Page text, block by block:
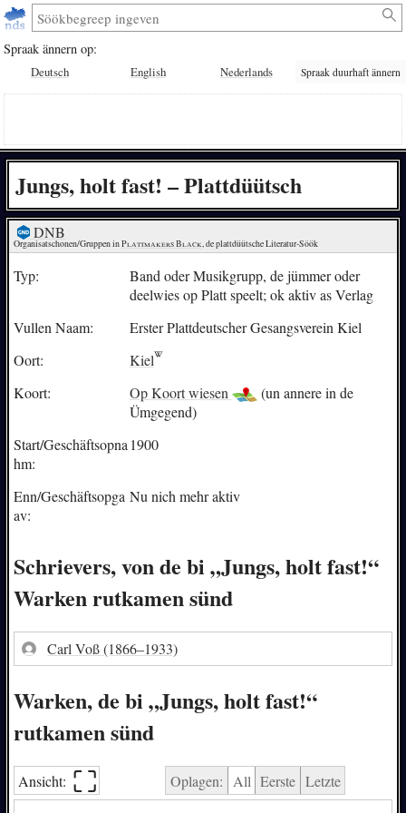
Spraak ännern op:
Deutsch English Nederlands Spraak duurhaft ännern
Jungs, holt fast! – Plattdüütsch
DNB
Organisatschonen/Gruppen in Plattmakers Black, de plattdüütsche Literatur-Söök
Typ:
Band oder Musikgrupp, de jümmer oder
deelwies op Platt speelt; ok aktiv as Verlag
Vullen Naam:
Erster Plattdeutscher Gesangsverein Kiel
Oort:
Kiel
Koort:
Op Koort wiesen
(un annere in de
Ümgegend)
Start/Geschäftsopna
hm:
1900
Enn/Geschäftsopga
av:
Nu nich mehr aktiv
Schrievers, von de bi „Jungs, holt fast!“
Warken rutkamen sünd
Carl Voß(1866–1933)
Warken, de bi „Jungs, holt fast!“
rutkamen sünd
Ansicht: ⛶︎ Oplagen: All Eerste Letzte